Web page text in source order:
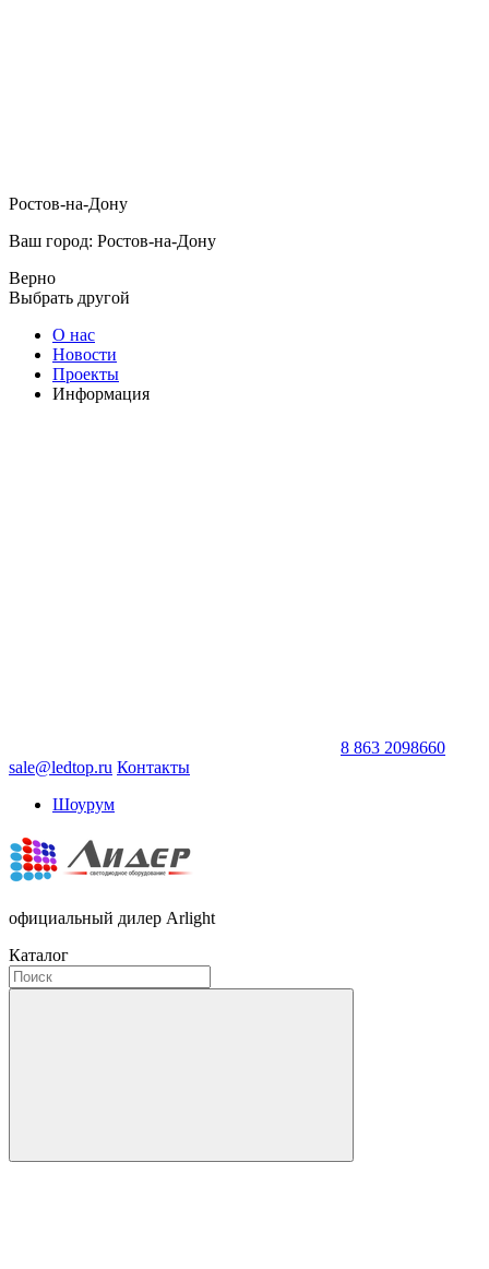
Ростов-на-Дону
Ваш город: Ростов-на-Дону
Верно
Выбрать другой
О нас
Новости
Проекты
Информация
8 863 2098660
sale@ledtop.ru Контакты
Шоурум
официальный дилер Arlight
Каталог